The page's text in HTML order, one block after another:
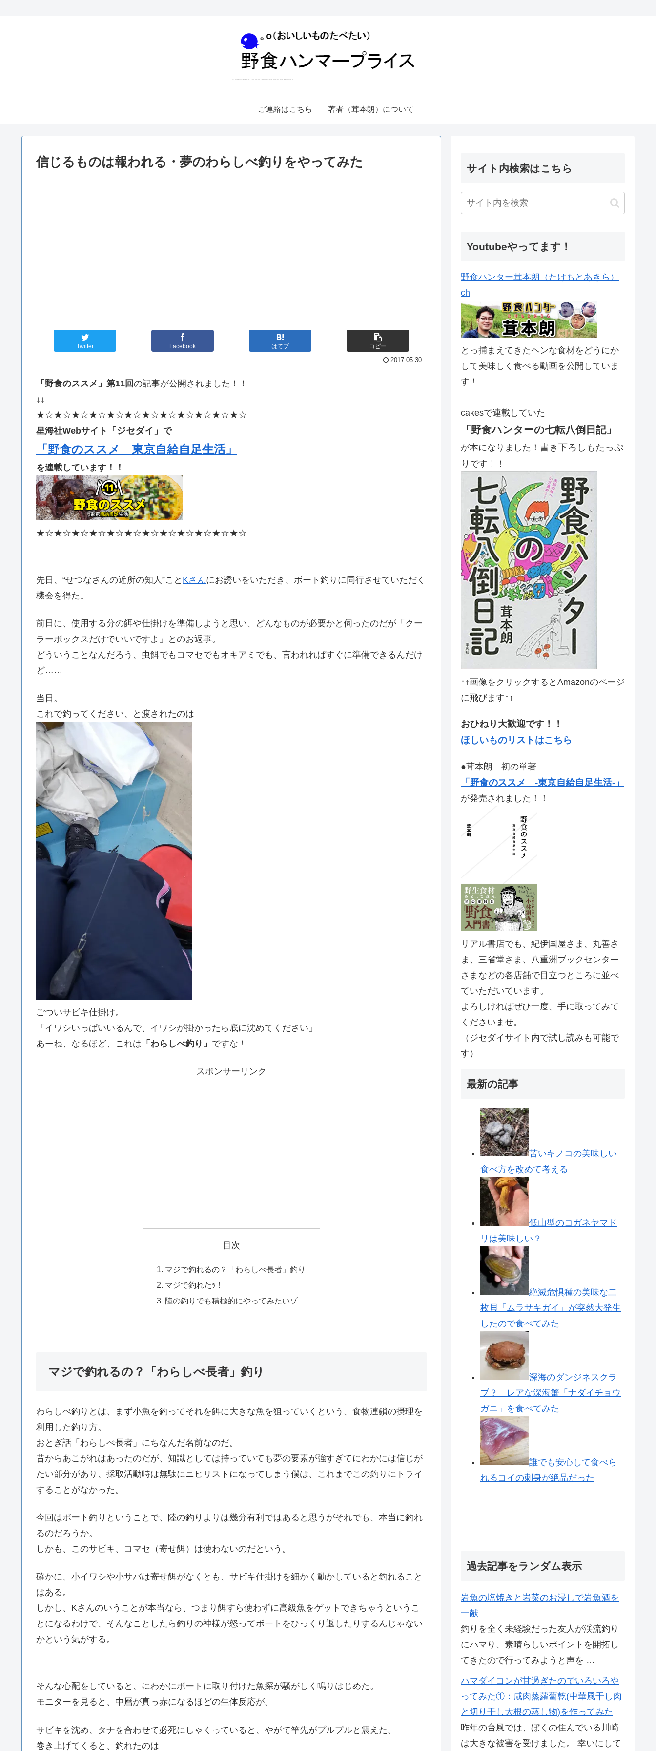
ご連絡はこちら 著者（茸本朗）について
信じるものは報われる・夢のわらしべ釣りをやってみた
Twitter Facebook はてブ コピー
2017.05.30
「野食のススメ」第11回の記事が公開されました！！
↓↓
★☆★☆★☆★☆★☆★☆★☆★☆★☆★☆★☆★☆
星海社Webサイト
「ジセダイ」 で
「野食のススメ 東京自給自足生活」
を連載しています！！
★☆★☆★☆★☆★☆★☆★☆★☆★☆★☆★☆★☆
先日、“せつなさんの近所の知人”こと Kさんにお誘いをいただき、ボート釣りに同行させていただく
機会を得た。
前日に、使用する分の餌や仕掛けを準備しようと思い、どんなものが必要かと伺ったのだが「クー
ラーボックスだけでいいですよ」とのお返事。
どういうことなんだろう、虫餌でもコマセでもオキアミでも、言われればすぐに準備できるんだけ
ど……
当日。
これで釣ってください、と渡されたのは
ごついサビキ仕掛け。
「イワシいっぱいいるんで、イワシが掛かったら底に沈めてください」
あーね、なるほど、これは 「わらしべ釣り」 ですな！
スポンサーリンク
目次
マジで釣れるの？「わらしべ長者」釣り
マジで釣れたｯ！
陸の釣りでも積極的にやってみたいゾ
マジで釣れるの？「わらしべ長者」釣り
わらしべ釣りとは、まず小魚を釣ってそれを餌に大きな魚を狙っていくという、食物連鎖の摂理を
利用した釣り方。
おとぎ話「わらしべ長者」にちなんだ名前なのだ。
昔からあこがれはあったのだが、知識としては持っていても夢の要素が強すぎてにわかには信じが
たい部分があり、採取活動時は無駄にニヒリストになってしまう僕は、これまでこの釣りにトライ
することがなかった。
今回はボート釣りということで、陸の釣りよりは幾分有利ではあると思うがそれでも、本当に釣れ
るのだろうか。
しかも、このサビキ、コマセ（寄せ餌）は使わないのだという。
確かに、小イワシや小サバは寄せ餌がなくとも、サビキ仕掛けを細かく動かしていると釣れること
はある。
しかし、Kさんのいうことが本当なら、つまり餌すら使わずに高級魚をゲットできちゃうというこ
とになるわけで、そんなことしたら釣りの神様が怒ってボートをひっくり返したりするんじゃない
かという気がする。
そんな心配をしていると、にわかにボートに取り付けた魚探が騒がしく鳴りはじめた。
モニターを見ると、中層が真っ赤になるほどの生体反応が。
サビキを沈め、タナを合わせて必死にしゃくっていると、やがて竿先がプルプルと震えた。
巻き上げてくると、釣れたのは
サイト内検索はこちら
Youtubeやってます！
野食ハンター茸本朗（たけもとあきら）
ch
とっ捕まえてきたヘンな食材をどうにか
して美味しく食べる動画を公開していま
す！
cakesで連載していた
「野食ハンターの七転八倒日記」
が本になりました！ 書き下ろしもたっぷ
り です！！
↑↑画像をクリックするとAmazonのページ
に飛びます↑↑
おひねり大歓迎です！！
ほしいものリストはこちら
●茸本朗 初の単著
「野食のススメ -東京自給自足生活-」
が発売されました！！
リアル書店でも、紀伊国屋さま、丸善さ
ま、三省堂さま、八重洲ブックセンター
さまなどの各店舗で目立つところに並べ
ていただいています。
よろしければぜひ一度、手に取ってみて
くださいませ。
（ジセダイサイト内で試し読みも可能で
す）
最新の記事
苦いキノコの美味しい
食べ方を改めて考える
低山型のコガネヤマド
リは美味しい？
絶滅危惧種の美味な二
枚貝「ムラサキガイ」が突然大発生
したので食べてみた
深海のダンジネスクラ
ブ？ レアな深海蟹「ナダイチョウ
ガニ」を食べてみた
誰でも安心して食べら
れるコイの刺身が絶品だった
過去記事をランダム表示
岩魚の塩焼きと岩菜のお浸しで岩魚酒を
一献
釣りを全く未経験だった友人が渓流釣り
にハマり、素晴らしいポイントを開拓し
てきたので行ってみようと声を …
ハマダイコンが甘過ぎたのでいろいろや
ってみた①：咸肉蒸蘿蔔乾(中華風干し肉
と切り干し大根の蒸し物)を作ってみた
昨年の台風では、ぼくの住んでいる川崎
は大きな被害を受けました。 幸いにして